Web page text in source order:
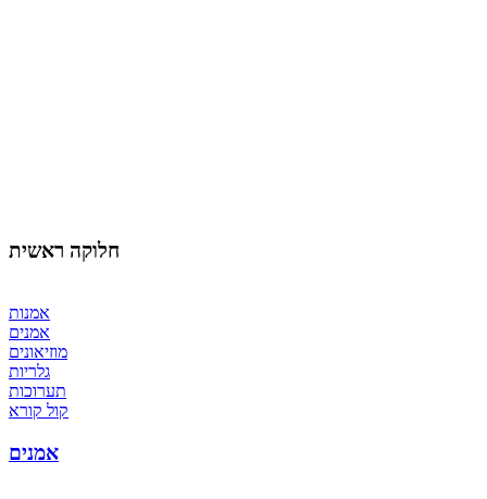
חלוקה ראשית
אמנות
אמנים
מוזיאונים
גלריות
תערוכות
קול קורא
אמנים